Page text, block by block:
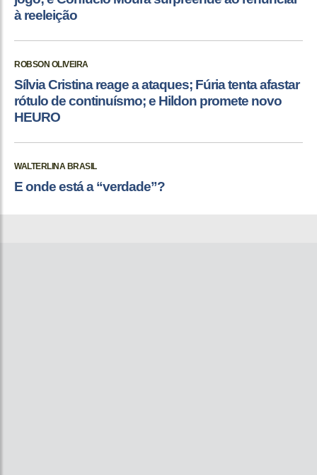
à reeleição
ROBSON OLIVEIRA
Sílvia Cristina reage a ataques; Fúria tenta afastar
rótulo de continuísmo; e Hildon promete novo
HEURO
WALTERLINA BRASIL
E onde está a “verdade”?